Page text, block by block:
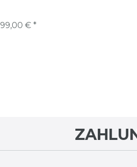
99,00 € *